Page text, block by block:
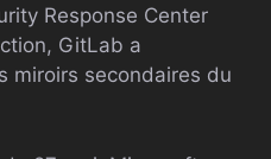
Response Center
GitLab a
miroirs secondaires du